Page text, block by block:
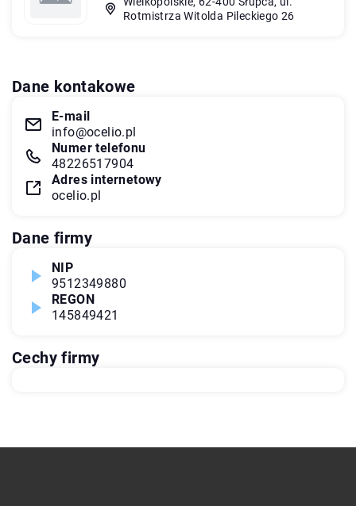
Rotmistrza Witolda Pileckiego 26
Dane kontakowe
E-mail
info@ocelio.pl
Numer telefonu
48226517904
Adres internetowy
ocelio.pl
Dane firmy
NIP
9512349880
REGON
145849421
Cechy firmy